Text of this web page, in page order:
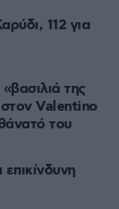
112 για
της
Valentino
του